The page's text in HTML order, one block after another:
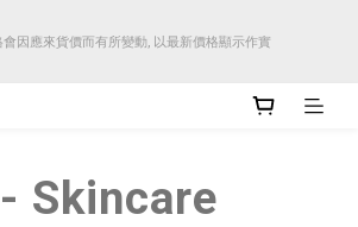
因應來貨價而有所變動, 以最新價格顯示作實
SMS短訊發送, 所有快件自取訊息通知將全部改為透過官
Skincare